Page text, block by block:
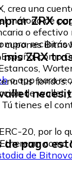
crea una
método de
o efectivo
ZRX
cupones
como
o app para
mis ZRX
tus fondos.
de wallet
tienes el
20, por lo
como
de Bitnovo
de pago